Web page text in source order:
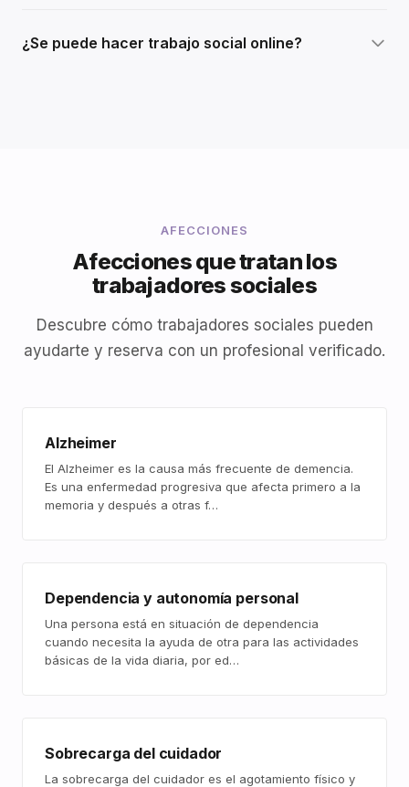
¿Se puede hacer trabajo social online?
AFECCIONES
Afecciones que tratan los
trabajadores sociales
Descubre cómo trabajadores sociales pueden
ayudarte y reserva con un profesional verificado.
Alzheimer
El Alzheimer es la causa más frecuente de demencia.
Es una enfermedad progresiva que afecta primero a la
memoria y después a otras f…
Dependencia y autonomía personal
Una persona está en situación de dependencia
cuando necesita la ayuda de otra para las actividades
básicas de la vida diaria, por ed…
Sobrecarga del cuidador
La sobrecarga del cuidador es el agotamiento físico y